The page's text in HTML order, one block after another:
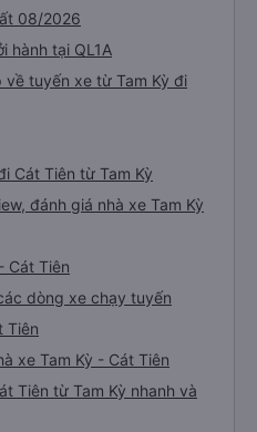
08/2026
hành tại QL1A
tuyến xe từ Tam Kỳ đi
Cát Tiên từ Tam Kỳ
đánh giá nhà xe Tam Kỳ
Cát Tiên
dòng xe chạy tuyến
Tiên
xe Tam Kỳ - Cát Tiên
Tiên từ Tam Kỳ nhanh và